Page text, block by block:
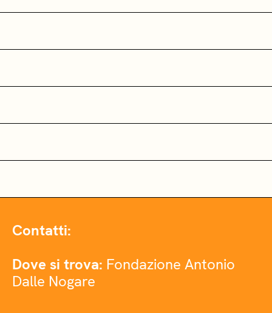
Contatti:
Dove si trova: Fondazione Antonio
Dalle Nogare